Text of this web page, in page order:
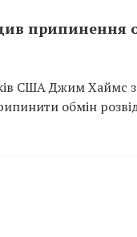
США Джим Хаймс
обмін